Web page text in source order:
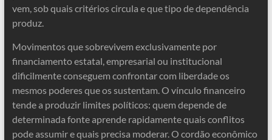
vem, sob quais critérios circula e que tipo de dependência
produz.
Movimentos que sobrevivem exclusivamente por
financiamento estatal, empresarial ou institucional
dificilmente conseguem confrontar com liberdade os
mesmos poderes que os sustentam. O vínculo financeiro
tende a produzir limites políticos: quem depende de
determinada fonte aprende rapidamente quais conflitos
pode assumir e quais precisa moderar. O cordão econômico